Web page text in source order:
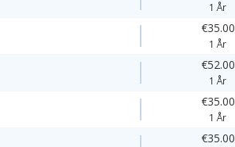
1 År
€35.00
1 År
€52.00
1 År
€35.00
1 År
€35.00